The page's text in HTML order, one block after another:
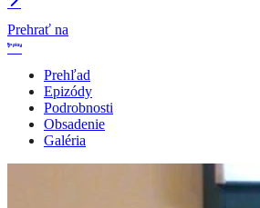
Prehrať na
Prehľad
Epizódy
Podrobnosti
Obsadenie
Galéria